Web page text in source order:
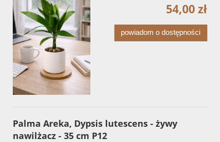
54,00 zł
powiadom o dostępności
Palma Areka, Dypsis lutescens - żywy
nawilżacz - 35 cm P12